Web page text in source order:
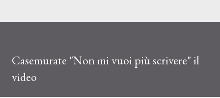
Casemurate "Non mi vuoi più scrivere" il
video